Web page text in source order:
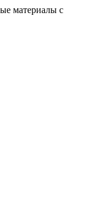
материалы с